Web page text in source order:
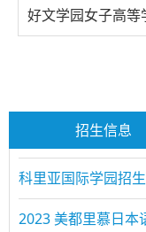
招生信息
科里亚国际学园招
2023 美都里慕日本